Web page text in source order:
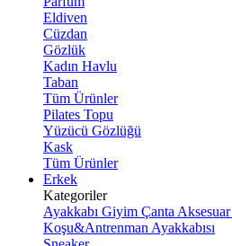
Eldiven
Cüzdan
Gözlük
Kadın Havlu
Taban
Tüm Ürünler
Pilates Topu
Yüzücü Gözlüğü
Kask
Tüm Ürünler
Erkek
Kategoriler
Ayakkabı Giyim Çanta Aksesuar
Koşu&Antrenman Ayakkabısı